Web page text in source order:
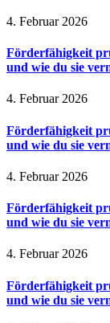
4. Februar 2026
Förderfähigkeit
und wie du sie
4. Februar 2026
Förderfähigkeit
und wie du sie
4. Februar 2026
Förderfähigkeit
und wie du sie
4. Februar 2026
Förderfähigkeit
und wie du sie